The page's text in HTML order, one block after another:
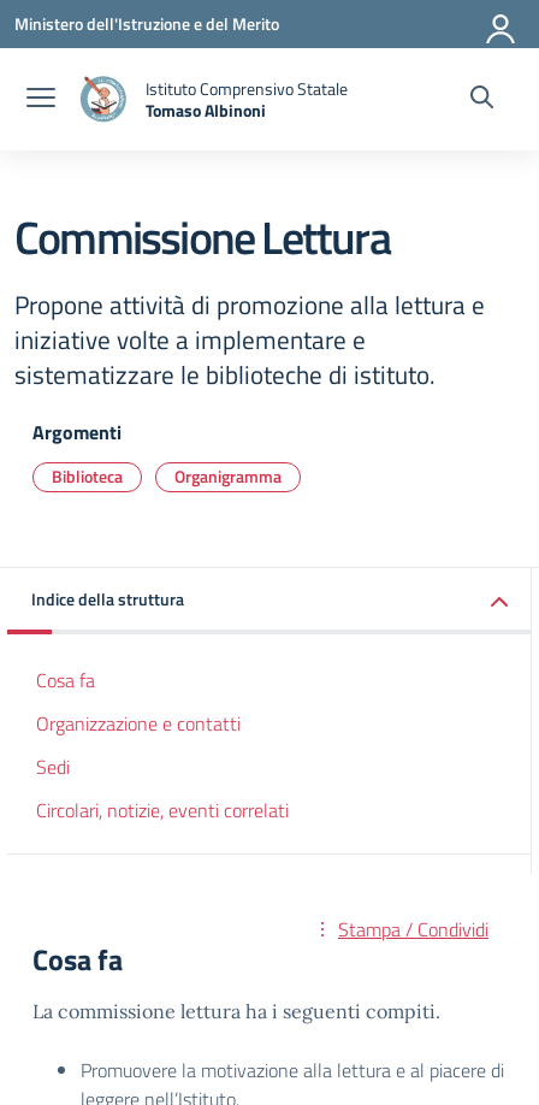
Vai ai contenuti
Vai al menu di navigazione
Vai al footer
Ministero dell'Istruzione e del Merito
Istituto Comprensivo Statale
Tomaso Albinoni
Commissione Lettura
Propone attività di promozione alla lettura e
iniziative volte a implementare e
sistematizzare le biblioteche di istituto.
Argomenti
Biblioteca Organigramma
Indice della struttura
Cosa fa
Organizzazione e contatti
Sedi
Circolari, notizie, eventi correlati
Stampa / Condividi
Cosa fa
La commissione lettura ha i seguenti compiti.
Promuovere la motivazione alla lettura e al piacere di
leggere nell’Istituto.